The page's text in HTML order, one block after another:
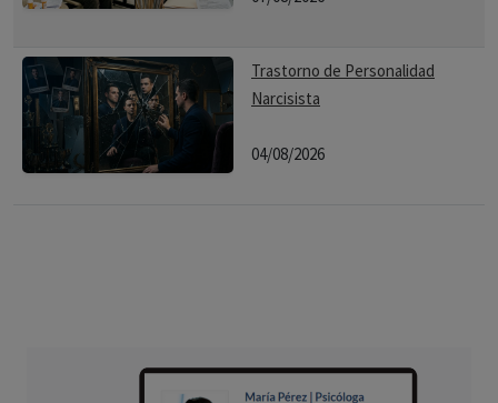
Trastorno de Personalidad
Narcisista
04/08/2026